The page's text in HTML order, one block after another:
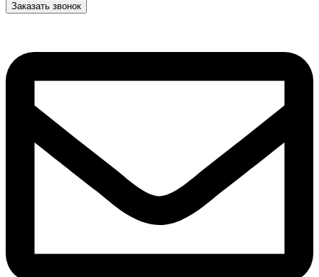
Заказать звонок